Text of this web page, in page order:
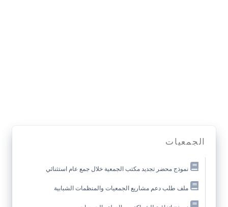
الجمعيات
نموذج محضر تجديد مكتب الجمعية خلال جمع عام استثنائي
ملف طلب دعم مشاريع الجمعيات والمنظمات الشبابية